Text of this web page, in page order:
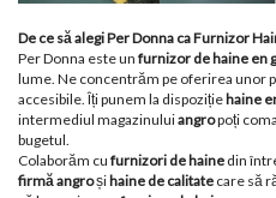
De ce să alegi Per Donna ca Furnizor
Per Donna este un furnizor de haine en
lume. Ne concentrăm pe oferirea unor
accesibile. Îți punem la dispoziție haine
intermediul magazinuluiangropoți
bugetul.
Colaborăm cu furnizori de haine din
firmă angroși haine de calitate care să